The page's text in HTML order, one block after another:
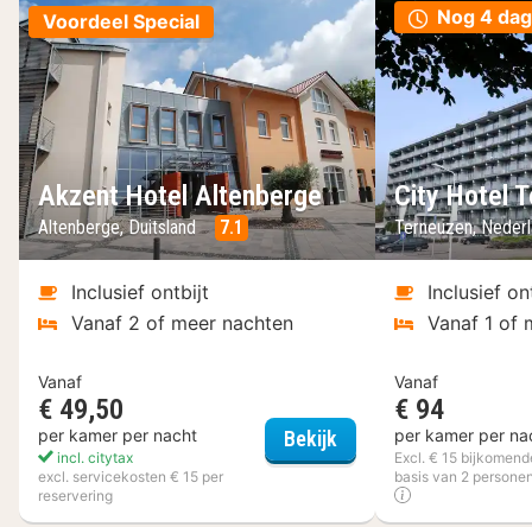
Voordeel Special
Akzent Hotel Altenberge
Altenberge, Duitsland 7.1
Inclusief ontbijt
Vanaf 2 of meer nachten
Vanaf
€ 49,50
per kamer per nacht
incl. citytax
excl. servicekosten € 15 per
reservering
Bekijk Akzent Hotel
Nog 4
City Hotel
Terneuzen,
Inclusief
Vanaf 1 of
Vanaf
€ 94
per kamer per
Excl. € 15
basis van 2